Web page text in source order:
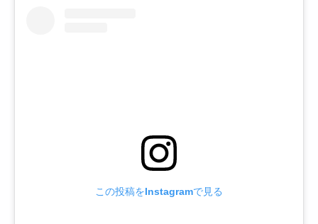
この投稿をInstagramで見る